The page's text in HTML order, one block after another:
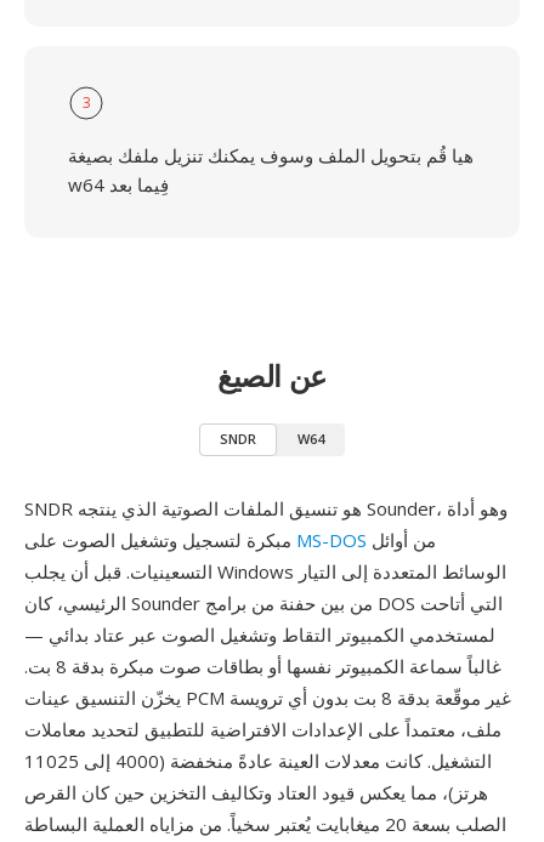
3
هيا قُم بتحويل الملف وسوف يمكنك تنزيل ملفك بصيغة
w64 فِيما بعد
عن الصيغ
SNDR W64
SNDR هو تنسيق الملفات الصوتية الذي ينتجه Sounder، وهو أداة
MS-DOS
التسعينيات. قبل أن يجلب Windows الوسائط المتعددة إلى التيار
الرئيسي، كان Sounder من بين حفنة من برامج DOS التي أتاحت
لمستخدمي الكمبيوتر التقاط وتشغيل الصوت عبر عتاد بدائي —
غالباً سماعة الكمبيوتر نفسها أو بطاقات صوت مبكرة بدقة 8 بت.
يخزّن التنسيق عينات PCM غير موقّعة بدقة 8 بت بدون أي ترويسة
ملف، معتمداً على الإعدادات الافتراضية للتطبيق لتحديد معاملات
التشغيل. كانت معدلات العينة عادةً منخفضة (4000 إلى 11025
هرتز)، مما يعكس قيود العتاد وتكاليف التخزين حين كان القرص
الصلب بسعة 20 ميغابايت يُعتبر سخياً. من مزاياه العملية البساطة